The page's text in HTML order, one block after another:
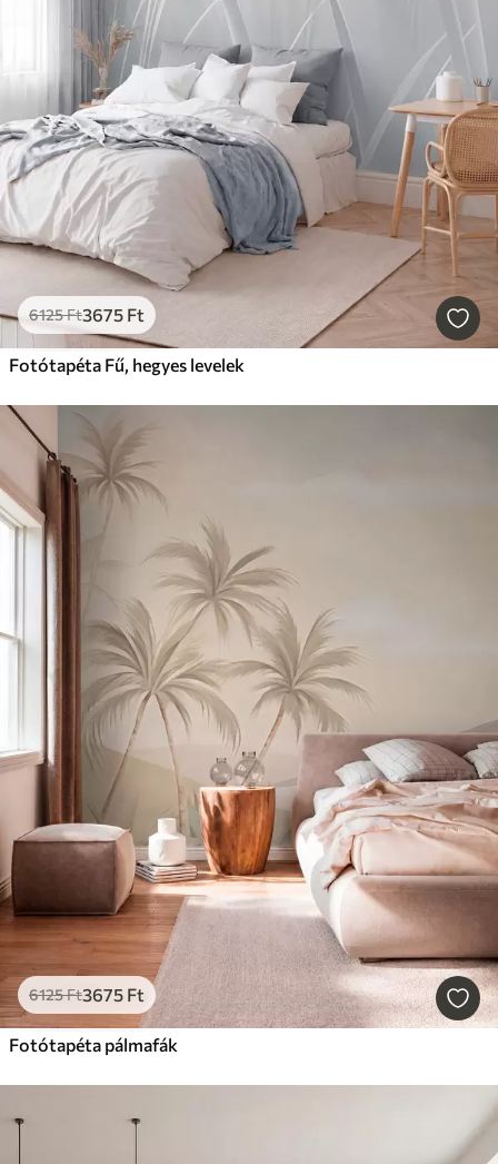
6125Ft3675 Ft
Fotótapéta Fű, hegyes levelek
6125Ft3675 Ft
Fotótapéta pálmafák